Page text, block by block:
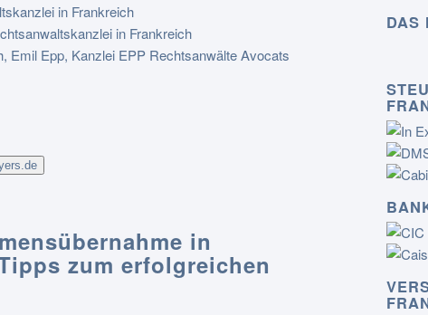
in Frankreich
in
zum erfolgreichen
DAS